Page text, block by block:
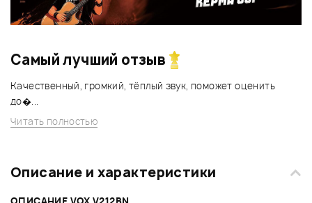
Самый лучший отзыв
Качественный, громкий, тёплый звук, поможет оценить
до�...
Читать полностью
Описание и характеристики